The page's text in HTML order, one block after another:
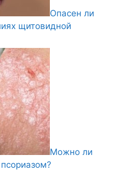
Опасен ли
щитовидной
Можно ли